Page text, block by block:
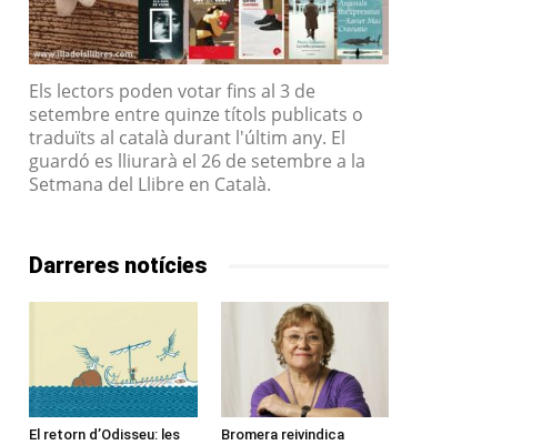
Els lectors poden votar fins al 3 de
setembre entre quinze títols publicats o
traduïts al català durant l'últim any. El
guardó es lliurarà el 26 de setembre a la
Setmana del Llibre en Català.
Darreres notícies
El retorn d’Odisseu: les
Bromera reivindica